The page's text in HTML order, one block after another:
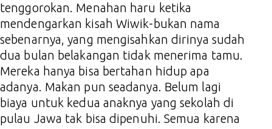
tenggorokan. Menahan haru ketika
mendengarkan kisah Wiwik-bukan nama
sebenarnya, yang mengisahkan dirinya sudah
dua bulan belakangan tidak menerima tamu.
Mereka hanya bisa bertahan hidup apa
adanya. Makan pun seadanya. Belum lagi
biaya untuk kedua anaknya yang sekolah di
pulau Jawa tak bisa dipenuhi. Semua karena